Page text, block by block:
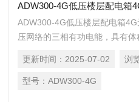
ADW300-4G低压楼层配电箱
ADW300-4G低压楼层配电箱
压网络的三相有功电能，具有
4G、wifi 等无线通讯方式，增
式，从而方便用户在不同场合
更新时间：2025-07-02 浏
型号：ADW300-4G